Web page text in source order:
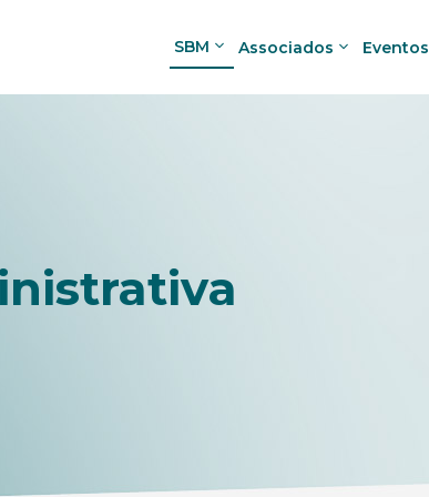
SBM Associados Eventos